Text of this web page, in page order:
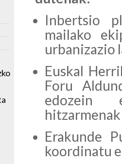
Inbertsio
mailako
urbanizazio
Euskal
Foru
edozein
Erakunde
koordinatu